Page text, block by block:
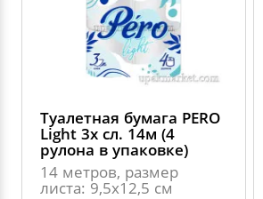
Туалетная бумага PERO
Light 3х сл. 14м (4
рулона в упаковке)
14 метров, размер
листа: 9,5х12,5 см